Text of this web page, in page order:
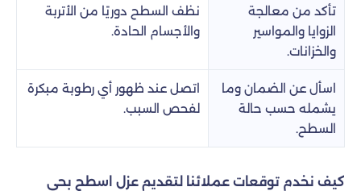
تأكد من معالجة
الزوايا والمواسير
والخزانات.
نظف السطح دوريًا من الأتربة
والأجسام الحادة.
اسأل عن الضمان وما
يشمله حسب حالة
السطح.
اتصل عند ظهور أي رطوبة مبكرة
لفحص السبب.
كيف نخدم توقعات عملائنا لتقديم عزل اسطح بحي